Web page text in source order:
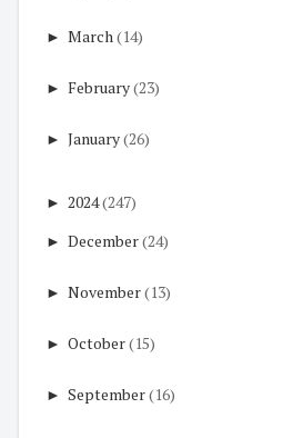
► March(14)
► February(23)
► January(26)
► 2024(247)
► December(24)
► November(13)
► October(15)
► September(16)